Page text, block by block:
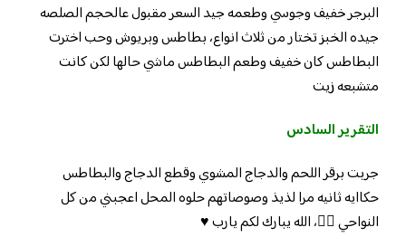
البرجر خفيف وجوسي وطعمه جيد السعر مقبول عالحجم الصلصه
جيده الخبز تختار من ثلاث انواع، بطاطس وبريوش وحب اخترت
البطاطس كان خفيف وطعم البطاطس ماشي حالها لكن كانت
متشبعه زيت
التقرير السادس
جربت برقر اللحم والدجاج المشوي وقطع الدجاج والبطاطس
حكاايه ثانيه مرا لذيذ وصوصاتهم حلوه المحل اعجبني من كل
النواحي 👌🏻، الله يبارك لكم يارب ♥️